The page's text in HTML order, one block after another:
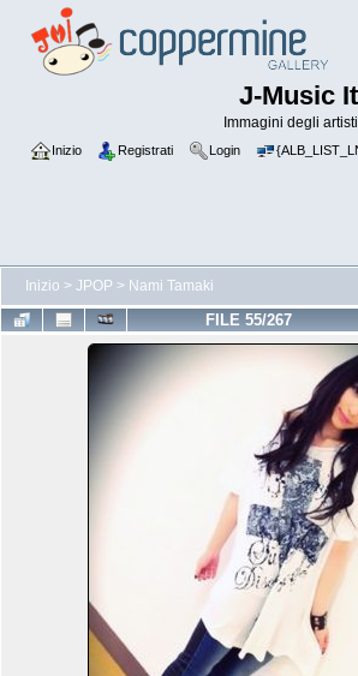
J-Music
Immagini degli
Inizio Registrati Login
Inizio > JPOP > Nami Tamaki
FILE 55/267